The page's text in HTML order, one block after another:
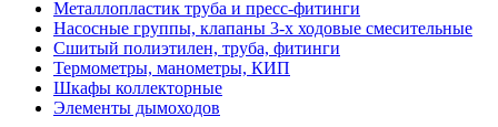
Металлопластик труба и пресс-фитинги
Насосные группы, клапаны 3-х ходовые смесительные
Сшитый полиэтилен, труба, фитинги
Термометры, манометры, КИП
Шкафы коллекторные
Элементы дымоходов